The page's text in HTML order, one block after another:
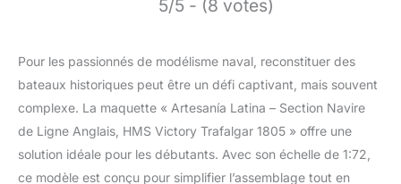
5/5 - (8 votes)
Pour les passionnés de modélisme naval, reconstituer des
bateaux historiques peut être un défi captivant, mais souvent
complexe. La maquette « Artesanía Latina – Section Navire
de Ligne Anglais, HMS Victory Trafalgar 1805 » offre une
solution idéale pour les débutants. Avec son échelle de 1:72,
ce modèle est conçu pour simplifier l’assemblage tout en